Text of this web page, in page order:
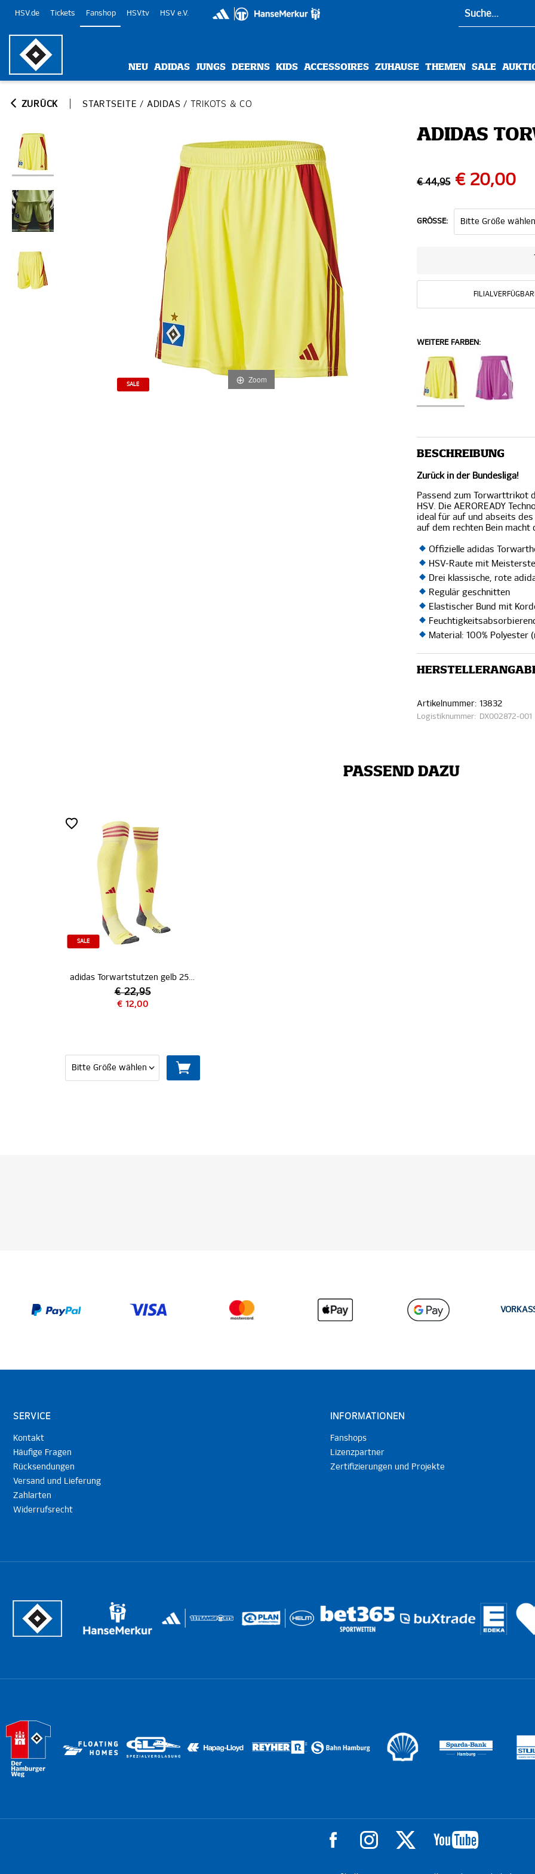
HSV.de Tickets Fanshop HSV.tv HSV e.V.
NEU ADIDAS JUNGS DEERNS KIDS ACCESSOIRES ZUHAUSE THEMEN SALE
ZURÜCK STARTSEITE / ADIDAS / TRIKOTS & CO
Zoom
SALE
ADIDAS
€ 44,95 € 20,00
GRÖSSE:
WEITERE FARBEN:
BESCHREIBUNG
Zurück in der Bundesliga!
Passend zum Torwarttrikot
HSV. Die AEROREADY
ideal für auf und abseits
auf dem rechten Bein
Offizielle adidas
HSV-Raute mit
Drei klassische, rote
Regulär geschnitten
Elastischer Bund mit
Material: 100% Polyester
Artikelnummer: 13832
Logistiknummer: DX002872-001
PASSEND DAZU
SALE
adidas Torwartstutzen gelb 25/26
€ 22,95
€ 12,00
SERVICE
Kontakt
Häufige Fragen
Rücksendungen
Versand und Lieferung
Zahlarten
Widerrufsrecht
INFORMATIONEN
Fanshops
Lizenzpartner
Zertifizierungen und Projekte